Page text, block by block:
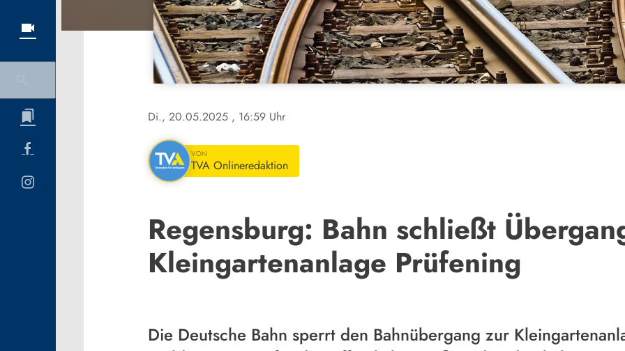
Di., 20.05.2025 , 16:59 Uhr
VON
TVA Onlineredaktion
Regensburg: Bahn schließt
Kleingartenanlage Prüfening
Die Deutsche Bahn sperrt den Bahnübergang zur